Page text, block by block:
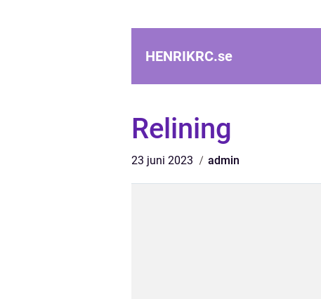
HENRIKRC.se
Relining
23 juni 2023 admin